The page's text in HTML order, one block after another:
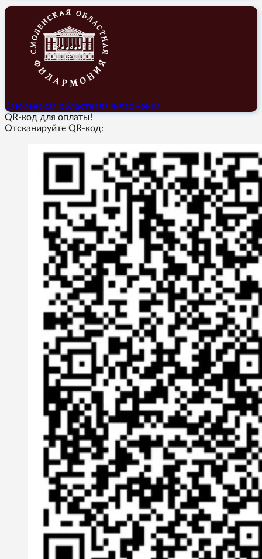
Смоленская областная Филармония
QR-код для оплаты!
Отсканируйте QR-код: